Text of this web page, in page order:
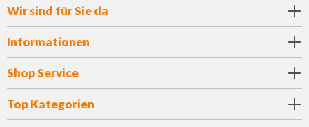
Wir sind für Sie da
Informationen
Shop Service
Top Kategorien